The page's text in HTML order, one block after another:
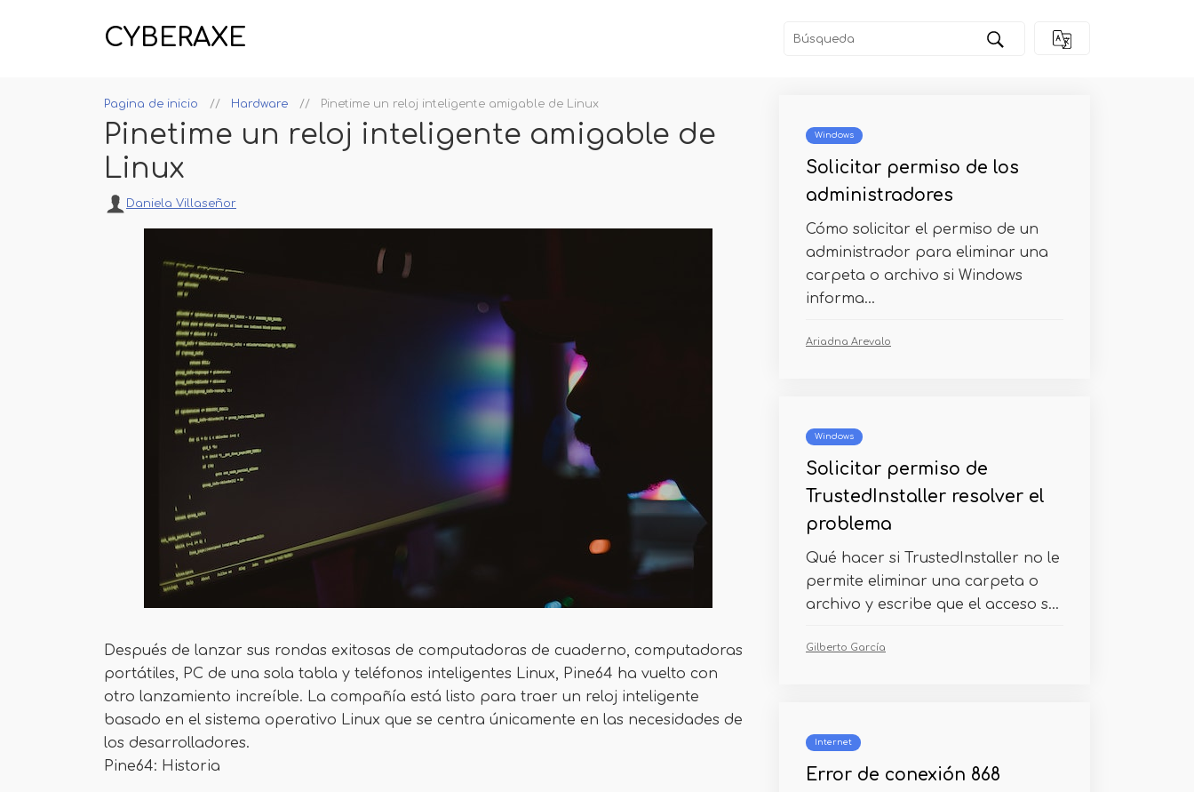
CYBERAXE
Pagina de inicio Hardware Pinetime un reloj inteligente amigable de Linux
Pinetime un reloj inteligente amigable de
Linux
Daniela Villaseñor
Después de lanzar sus rondas exitosas de computadoras de cuaderno, computadoras
portátiles, PC de una sola tabla y teléfonos inteligentes Linux, Pine64 ha vuelto con
otro lanzamiento increíble. La compañía está listo para traer un reloj inteligente
basado en el sistema operativo Linux que se centra únicamente en las necesidades de
los desarrolladores.
Pine64: Historia
Windows
Solicitar permiso de los
administradores
Cómo solicitar el permiso de un
administrador para eliminar una
carpeta o archivo si Windows
informa...
Ariadna Arevalo
Windows
Solicitar permiso de
TrustedInstaller resolver el
problema
Qué hacer si TrustedInstaller no le
permite eliminar una carpeta o
archivo y escribe que el acceso s...
Gilberto García
Internet
Error de conexión 868